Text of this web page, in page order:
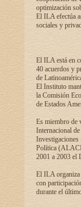
optimización
El ILA efectúa
sociales y
El ILA está en
40 acuerdos y
de
El Instituto
la Comisión
de Estados
Es miembro de
Internacional
Investigaciones
Política
2001 a 2003 el
El ILA organiza
con
durante el